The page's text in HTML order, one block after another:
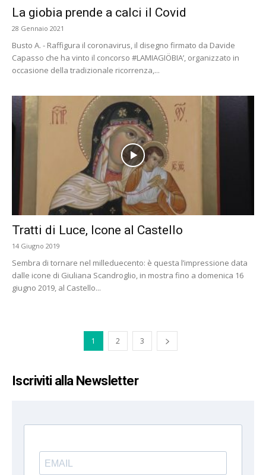
La giobia prende a calci il Covid
28 Gennaio 2021
Busto A. - Raffigura il coronavirus, il disegno firmato da Davide
Capasso che ha vinto il concorso #LAMIAGIÖBIA’, organizzato in
occasione della tradizionale ricorrenza,...
Tratti di Luce, Icone al Castello
14 Giugno 2019
Sembra di tornare nel milleduecento: è questa l’impressione data
dalle icone di Giuliana Scandroglio, in mostra fino a domenica 16
giugno 2019, al Castello...
1 2 3
Iscriviti alla Newsletter